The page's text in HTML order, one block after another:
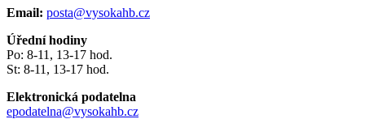
Email: posta@vysokahb.cz
Úřední hodiny
Po: 8-11, 13-17 hod.
St: 8-11, 13-17 hod.
Elektronická podatelna
epodatelna@vysokahb.cz